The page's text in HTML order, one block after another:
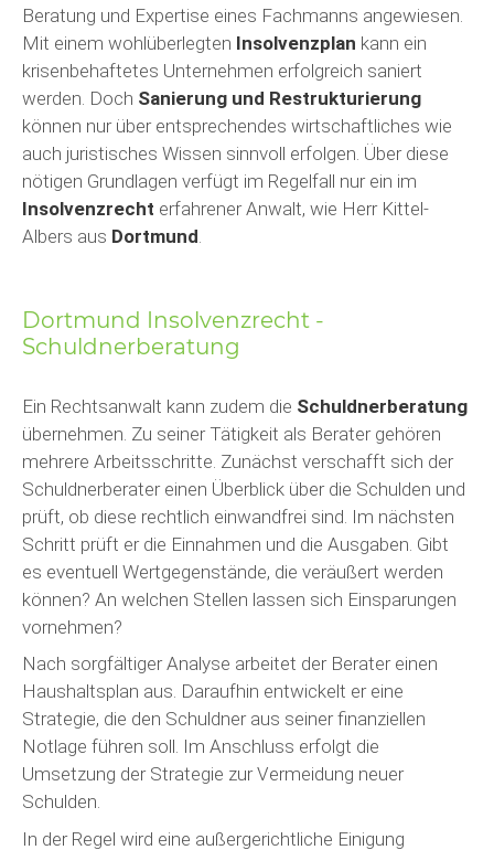
Beratung und Expertise eines Fachmanns angewiesen.
Mit einem wohlüberlegten Insolvenzplan kann ein
krisenbehaftetes Unternehmen erfolgreich saniert
werden. Doch Sanierung und Restrukturierung
können nur über entsprechendes wirtschaftliches wie
auch juristisches Wissen sinnvoll erfolgen. Über diese
nötigen Grundlagen verfügt im Regelfall nur ein im
Insolvenzrecht erfahrener Anwalt, wie Herr Kittel-
Albers aus Dortmund
Dortmund Insolvenzrecht -
Schuldnerberatung
Ein Rechtsanwalt kann zudem die Schuldnerberatung
übernehmen. Zu seiner Tätigkeit als Berater gehören
mehrere Arbeitsschritte. Zunächst verschafft sich der
Schuldnerberater einen Überblick über die Schulden und
prüft, ob diese rechtlich einwandfrei sind. Im nächsten
Schritt prüft er die Einnahmen und die Ausgaben. Gibt
es eventuell Wertgegenstände, die veräußert werden
können? An welchen Stellen lassen sich Einsparungen
vornehmen?
Nach sorgfältiger Analyse arbeitet der Berater einen
Haushaltsplan aus. Daraufhin entwickelt er eine
Strategie, die den Schuldner aus seiner finanziellen
Notlage führen soll. Im Anschluss erfolgt die
Umsetzung der Strategie zur Vermeidung neuer
Schulden.
In der Regel wird eine außergerichtliche Einigung